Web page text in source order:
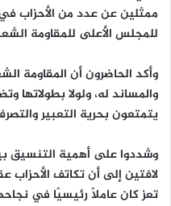
ممثلين عن عدد من الأحزاب في
للمجلس الأعلى للمقاومة
وأكد الحاضرون أن المقاومة
والمساند له، ولولا بطولاتها
يتمتعون بحرية التعبير
وشددوا على أهمية التنسيق
لافتين إلى أن تكاتف الأحزاب
تعز كان عاملًا رئيسيًا في